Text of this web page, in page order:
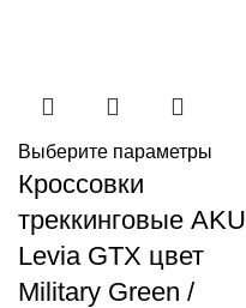
Выберите параметры
Кроссовки
треккинговые AKU
Levia GTX цвет
Military Green /